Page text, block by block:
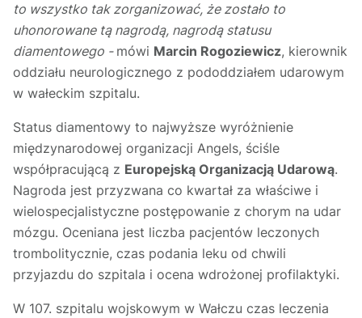
to wszystko tak zorganizować, że zostało to
uhonorowane tą nagrodą, nagrodą statusu
diamentowego - mówi Marcin Rogoziewicz, kierownik
oddziału neurologicznego z pododdziałem udarowym
w wałeckim szpitalu.
Status diamentowy to najwyższe wyróżnienie
międzynarodowej organizacji Angels, ściśle
współpracującą z Europejską Organizacją Udarową.
Nagroda jest przyzwana co kwartał za właściwe i
wielospecjalistyczne postępowanie z chorym na udar
mózgu. Oceniana jest liczba pacjentów leczonych
trombolitycznie, czas podania leku od chwili
przyjazdu do szpitala i ocena wdrożonej profilaktyki.
W 107. szpitalu wojskowym w Wałczu czas leczenia